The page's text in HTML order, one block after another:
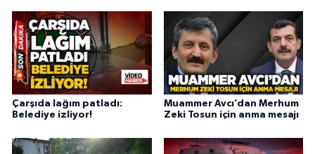
Çarşıda lağım patladı:
Belediye izliyor!
Muammer Avcı’dan Merhum
Zeki Tosun için anma mesajı